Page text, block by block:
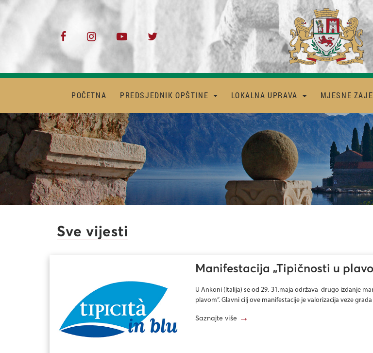
POČETNA PREDSJEDNIK OPŠTINE LOKALNA UPRAVA MJESNE
Sve vijesti
Manifestacija „Tipičnosti u
U Ankoni (Italija) se od 29.-31.maja održava drugo izdanje
plavom“. Glavni cilj ove manifestacije je valorizacija veze
Saznajte više →